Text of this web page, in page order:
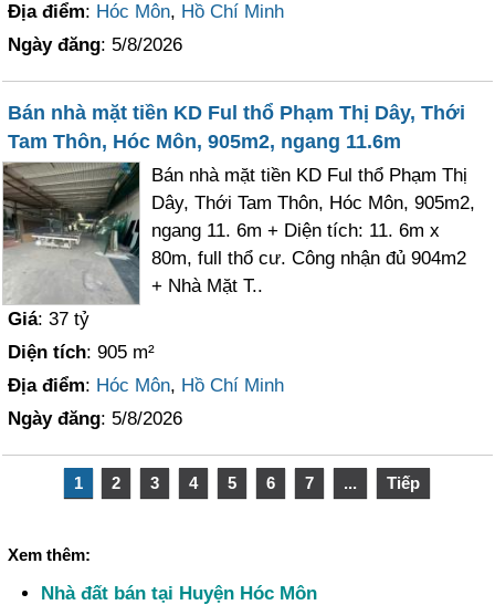
Địa điểm: Hóc Môn, Hồ Chí Minh
Ngày đăng: 5/8/2026
Bán nhà mặt tiền KD Ful thổ Phạm Thị Dây, Thới
Tam Thôn, Hóc Môn, 905m2, ngang 11.6m
Bán nhà mặt tiền KD Ful thổ Phạm Thị
Dây, Thới Tam Thôn, Hóc Môn, 905m2,
ngang 11. 6m + Diện tích: 11. 6m x
80m, full thổ cư. Công nhận đủ 904m2
+ Nhà Mặt T..
Giá: 37 tỷ
Diện tích: 905 m²
Địa điểm: Hóc Môn, Hồ Chí Minh
Ngày đăng: 5/8/2026
1 2 3 4 5 6 7 ... Tiếp
Xem thêm:
Nhà đất bán tại Huyện Hóc Môn